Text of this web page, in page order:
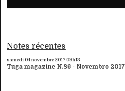
Notes récentes
samedi 04novembre 2017 09h13
Tuga magazine N.86 - Novembro 2017